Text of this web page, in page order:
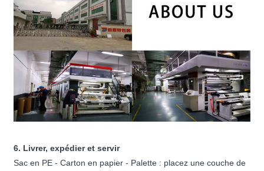
6. Livrer, expédier et servir
Sac en PE - Carton en papier - Palette : placez une couche de